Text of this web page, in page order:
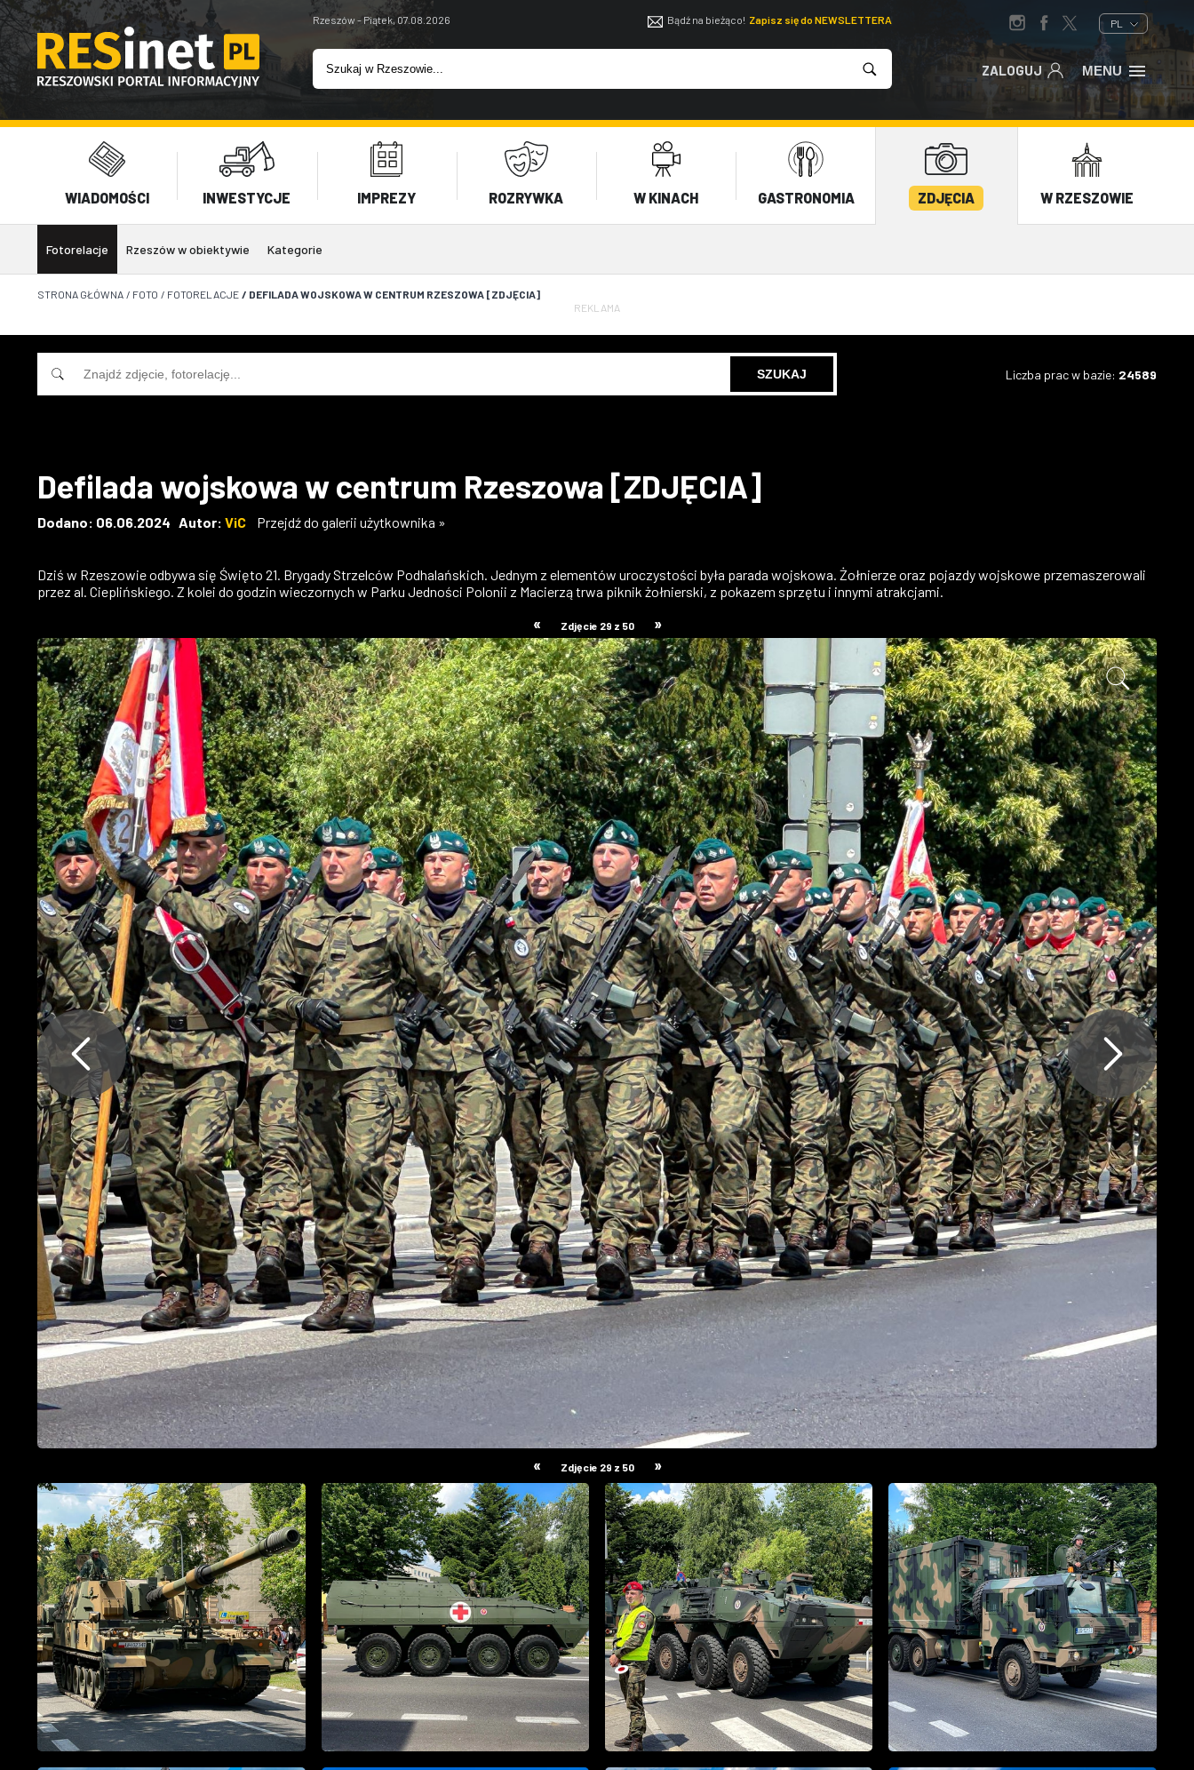
Rzeszów - Piątek, 07.08.2026 Bądź na bieżąco! Zapisz się do NEWSLETTERA PL
ZALOGUJ MENU
WIADOMOŚCI INWESTYCJE IMPREZY ROZRYWKA W KINACH GASTRONOMIA ZDJĘCIA W RZESZOWIE
Fotorelacje Rzeszów w obiektywie Kategorie
STRONA GŁÓWNA / FOTO / FOTORELACJE / DEFILADA WOJSKOWA W CENTRUM RZESZOWA [ZDJĘCIA]
REKLAMA
Liczba prac w bazie: 24589
Defilada wojskowa w centrum Rzeszowa [ZDJĘCIA]
Dodano: 06.06.2024 Autor: ViC Przejdź do galerii użytkownika »
Dziś w Rzeszowie odbywa się Święto 21. Brygady Strzelców Podhalańskich. Jednym z elementów uroczystości była parada wojskowa. Żołnierze oraz pojazdy wojskowe przemaszerowali
przez al. Cieplińskiego. Z kolei do godzin wieczornych w Parku Jedności Polonii z Macierzą trwa piknik żołnierski, z pokazem sprzętu i innymi atrakcjami.
« Zdjęcie 29 z 50 »
« Zdjęcie 29 z 50 »